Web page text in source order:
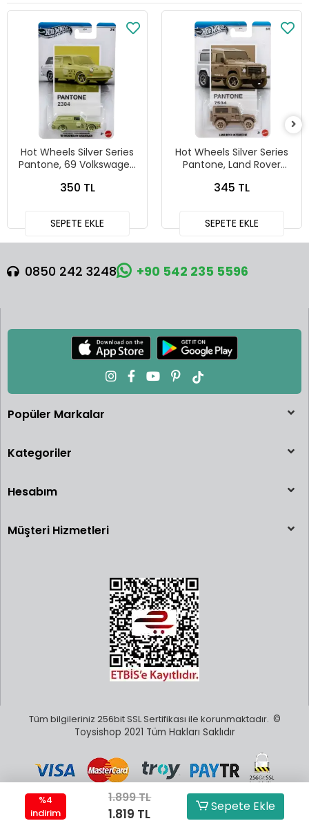
%4
indirim
1.899 TL
1.819 TL Sepete Ekle
Hot Wheels Silver Series
Pantone, 69 Volkswagen
350 TL
SEPETE EKLE
Hot Wheels Silver Series
Pantone, Land Rover
345 TL
SEPETE EKLE
0850 242 3248 +90 542 235 5596
Popüler Markalar
Kategoriler
Hesabım
Müşteri Hizmetleri
Tüm bilgileriniz 256bit SSL Sertifikası ile korunmaktadır. ©
Toysishop 2021 Tüm Hakları Saklıdır